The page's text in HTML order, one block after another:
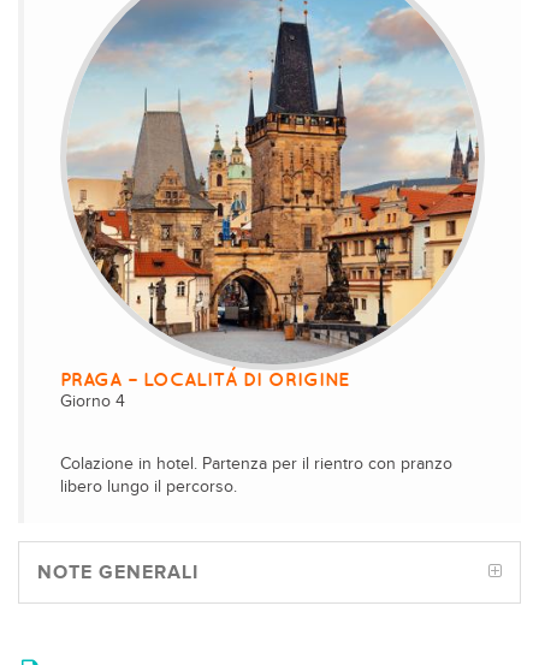
PRAGA – LOCALITÁ DI ORIGINE
Giorno 4
Colazione in hotel. Partenza per il rientro con pranzo
libero lungo il percorso.
NOTE GENERALI